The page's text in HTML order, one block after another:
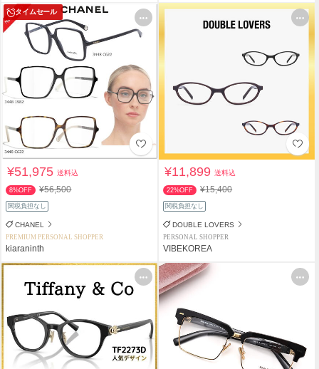
タイムセール
¥51,975送料込
8%OFF ¥56,500
関税負担なし
CHANEL
PREMIUM PERSONAL SHOPPER
kiaraninth
¥11,899送料込
22%OFF ¥15,400
関税負担なし
DOUBLE LOVERS
PERSONAL SHOPPER
VIBEKOREA